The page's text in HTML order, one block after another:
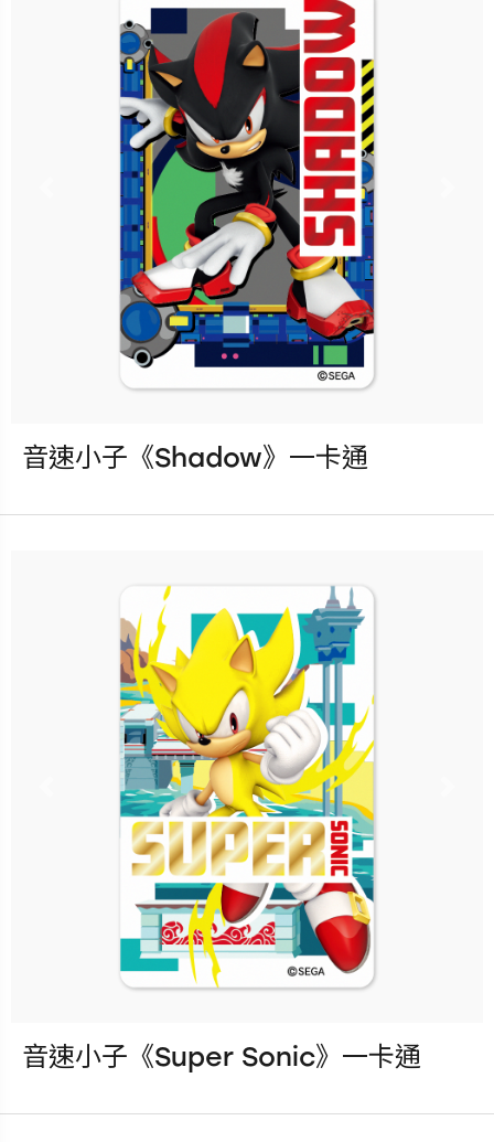
立即購買
更多銷售據點
Previous
發行：2025-09-17
卡種：一卡通儲值卡-普通卡
立即購買
更多銷售據點
音速小子《Shadow》一卡通
Previous
發行：2025-09-17
卡種：一卡通儲值卡-普通卡
音速小子《Super Sonic》一卡通